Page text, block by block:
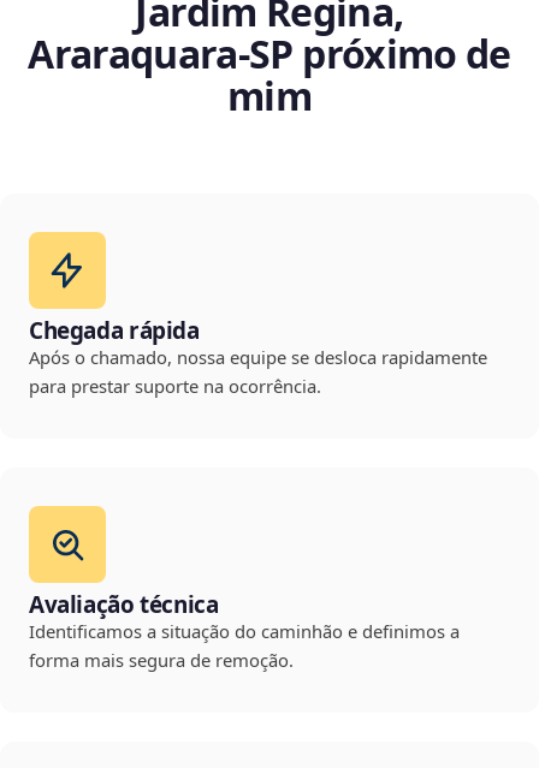
Jardim Regina,
Araraquara‑SP próximo de
mim
Chegada rápida
Após o chamado, nossa equipe se desloca rapidamente
para prestar suporte na ocorrência.
Avaliação técnica
Identificamos a situação do caminhão e definimos a
forma mais segura de remoção.